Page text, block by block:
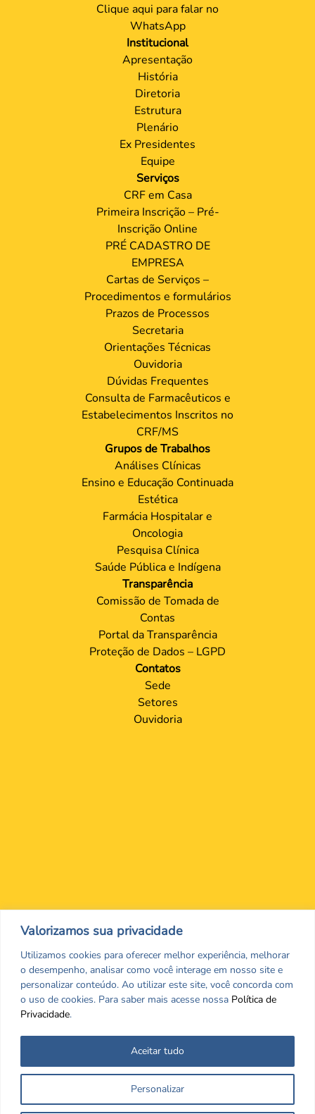
Valorizamos sua privacidade
Utilizamos cookies para oferecer melhor experiência, melhorar
o desempenho, analisar como você interage em nosso site e
personalizar conteúdo. Ao utilizar este site, você concorda com
o uso de cookies. Para saber mais acesse nossa Política de
Privacidade.
Personalizar
Aceitar tudo
Clique aqui para falar no
WhatsApp
Institucional
Apresentação
História
Diretoria
Estrutura
Plenário
Ex Presidentes
Equipe
Serviços
CRF em Casa
Primeira Inscrição – Pré-
Inscrição Online
PRÉ CADASTRO DE
EMPRESA
Cartas de Serviços –
Procedimentos e formulários
Prazos de Processos
Secretaria
Orientações Técnicas
Ouvidoria
Dúvidas Frequentes
Consulta de Farmacêuticos e
Estabelecimentos Inscritos no
CRF/MS
Grupos de Trabalhos
Análises Clínicas
Ensino e Educação Continuada
Estética
Farmácia Hospitalar e
Oncologia
Pesquisa Clínica
Saúde Pública e Indígena
Transparência
Comissão de Tomada de
Contas
Portal da Transparência
Proteção de Dados – LGPD
Contatos
Sede
Setores
Ouvidoria
Todos os direitos reservados. CRF/MS. Copyrigth ©2026